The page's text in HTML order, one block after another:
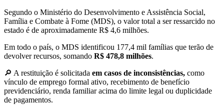
Segundo o Ministério do Desenvolvimento e Assistência Social,
Família e Combate à Fome (MDS), o valor total a ser ressarcido no
estado é de aproximadamente R$ 4,6 milhões.
Em todo o país, o MDS identificou 177,4 mil famílias que terão de
devolver recursos, somando R$ 478,8 milhões.
🔎 A restituição é solicitada em casos de inconsistências, como
vínculo de emprego formal ativo, recebimento de benefício
previdenciário, renda familiar acima do limite legal ou duplicidade
de pagamentos.